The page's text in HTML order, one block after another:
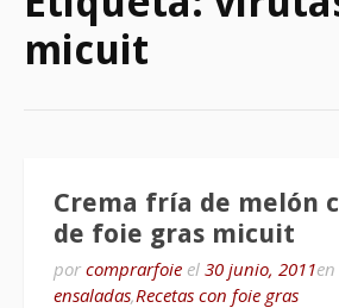
micuit
Crema fría de melón
de foie gras micuit
por comprarfoie el 30 junio, 2011en
ensaladas,Recetas con foie gras